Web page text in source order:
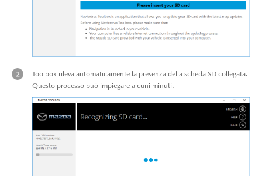
Toolbox rileva automaticamente la presenza della scheda SD collegata.
Questo processo può impiegare alcuni minuti.